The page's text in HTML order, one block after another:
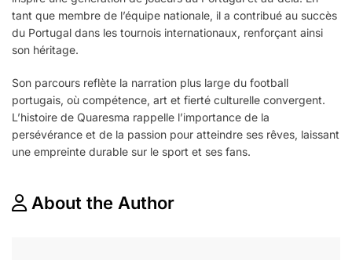
tant que membre de l’équipe nationale, il a contribué au succès
du Portugal dans les tournois internationaux, renforçant ainsi
son héritage.
Son parcours reflète la narration plus large du football
portugais, où compétence, art et fierté culturelle convergent.
L’histoire de Quaresma rappelle l’importance de la
persévérance et de la passion pour atteindre ses rêves, laissant
une empreinte durable sur le sport et ses fans.
About the Author